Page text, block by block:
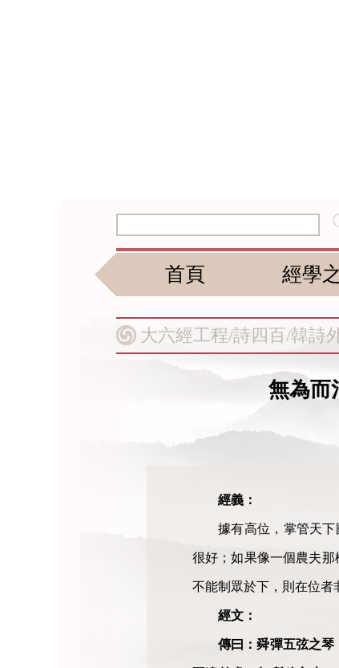
首頁 經學
大六經工程/詩四百/韓詩
無為而
經義：
據有高位，掌管天
很好；如果像一個農夫
不能制眾於下，則在位者
經文：
傳曰：舜彈五弦之琴